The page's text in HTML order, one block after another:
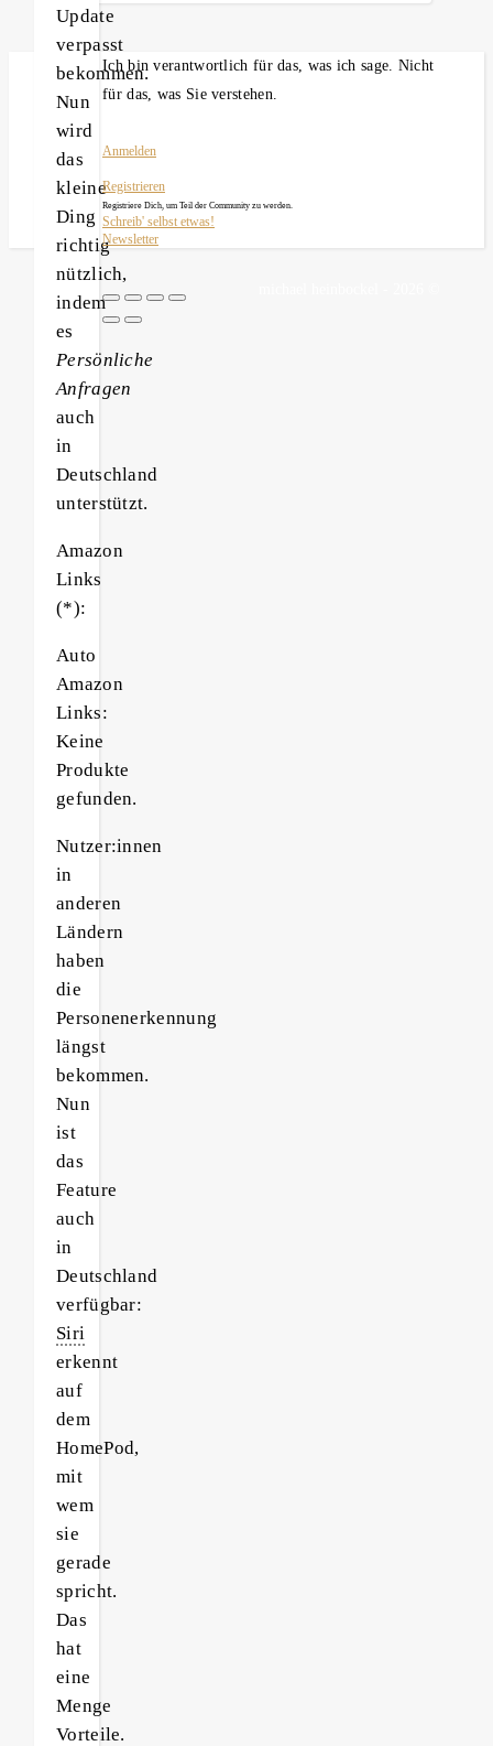
Update
verpasst
bekommen.
Nun
wird
das
kleine
Ding
richtig
nützlich,
indem
es
Persönliche
Anfragen
auch
in
Deutschland
unterstützt.
Amazon
Links
(*):
Auto
Amazon
Links:
Keine
Produkte
gefunden.
Nutzer:innen
in
anderen
Ländern
haben
die
Personenerkennung
längst
bekommen.
Nun
ist
das
Feature
auch
in
Deutschland
verfügbar:
Siri
erkennt
auf
dem
HomePod,
mit
wem
sie
gerade
spricht.
Das
hat
eine
Menge
Vorteile.
Ich bin verantwortlich für das, was ich sage. Nicht
für das, was Sie verstehen.
Anmelden
Registrieren
Registriere Dich, um Teil der Community zu werden.
Schreib' selbst etwas!
Newsletter